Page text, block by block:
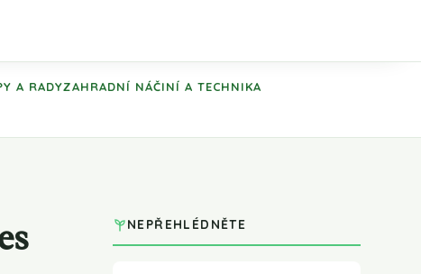
A RADYZAHRADNÍ NÁČINÍ A TECHNIKA
NEPŘEHLÉDNĚTE